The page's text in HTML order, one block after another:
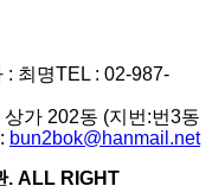
: 최명TEL : 02-987-
가 202동 (지번:번3동
bun2bok@hanmail.net
. ALL RIGHT